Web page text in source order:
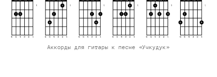
Аккорды для гитары к песне «Учкудук»